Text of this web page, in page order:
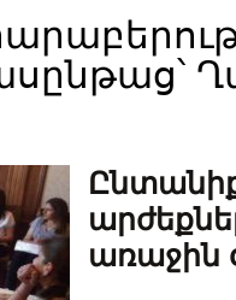
առաջին